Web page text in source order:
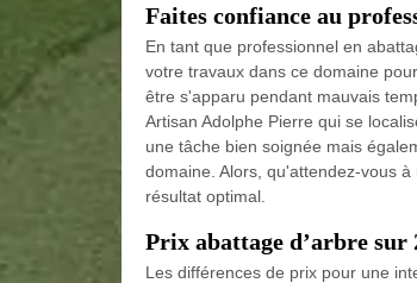
Faites confiance au
En tant que professionnel en
votre travaux dans ce domaine
être s'apparu pendant mauvais
Artisan Adolphe Pierre qui se
une tâche bien soignée mais
domaine. Alors, qu'attendez-vous
résultat optimal.
Prix abattage d’arbre sur
Les différences de prix pour une